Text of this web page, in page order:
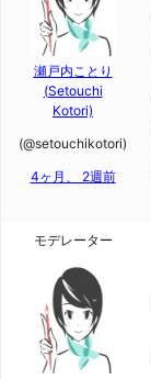
瀬戸内ことり
(Setouchi
Kotori)
(@setouchikotori)
4ヶ月、 2週前
モデレーター